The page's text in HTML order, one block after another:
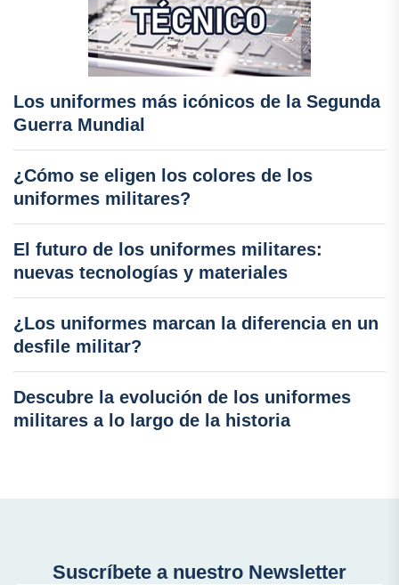
Los uniformes más icónicos de la Segunda
Guerra Mundial
¿Cómo se eligen los colores de los
uniformes militares?
El futuro de los uniformes militares:
nuevas tecnologías y materiales
¿Los uniformes marcan la diferencia en un
desfile militar?
Descubre la evolución de los uniformes
militares a lo largo de la historia
Suscríbete a nuestro Newsletter